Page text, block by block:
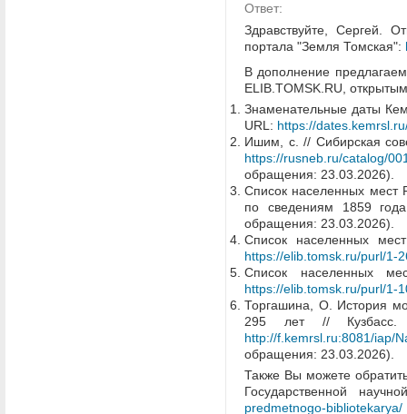
Ответ:
Здравствуйте, Сергей.
портала "Земля Томская":
В дополнение
ELIB.TOMSK.RU,
Знаменательные даты
URL: https://
Ишим, с. // Сибирская
https://rusneb.ru/catalog/
обращения: 23.03.2026).
Список населенных мест
по сведениям 1859
обращения: 23.03.2026).
Список населенных
https://elib.tomsk.ru/purl/1-
Список населенных
https://elib.tomsk.ru/purl/1-
Торгашина, О. История
295 лет //
http://f.kemrsl.ru:8081/iap/
обращения: 23.03.2026).
Также Вы можете
Государственной
predmetnogo-bibliotekarya/